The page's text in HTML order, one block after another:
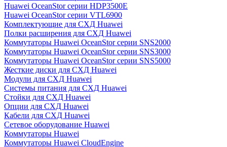
Huawei OceanStor серии HDP3500E
Huawei OceanStor серии VTL6900
Комплектующие для СХД Huawei
Полки расширения для СХД Huawei
Коммутаторы Huawei OceanStor серии SNS2000
Коммутаторы Huawei OceanStor серии SNS3000
Коммутаторы Huawei OceanStor серии SNS5000
Жесткие диски для СХД Huawei
Модули для СХД Huawei
Системы питания для СХД Huawei
Стойки для СХД Huawei
Опции для СХД Huawei
Кабели для СХД Huawei
Сетевое оборудование Huawei
Коммутаторы Huawei
Коммутаторы Huawei CloudEngine